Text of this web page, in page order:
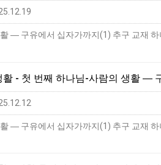
- 첫 번째 하나님-사람의 생활 ―